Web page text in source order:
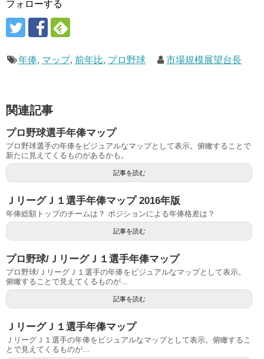
フォローする
年俸, マップ, 前年比, プロ野球 市場規模展望台長
関連記事
プロ野球選手年俸マップ
プロ野球選手の年俸をビジュアルなマップとして表示。俯瞰することで
新たに見えてくるものがあるかも。
記事を読む
ＪリーグＪ１選手年俸マップ 2016年版
年俸総額トップのチームは？ ポジションによる年俸格差は？
記事を読む
プロ野球/ＪリーグＪ１選手年俸マップ
プロ野球/ＪリーグＪ１選手の年俸をビジュアルなマップとして表示。
俯瞰することで見えてくるものが...
記事を読む
ＪリーグＪ１選手年俸マップ
ＪリーグＪ１選手の年俸をビジュアルなマップとして表示。俯瞰するこ
とで見えてくるものが...